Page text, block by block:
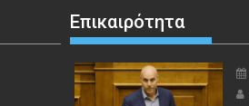
Επικαιρότητα